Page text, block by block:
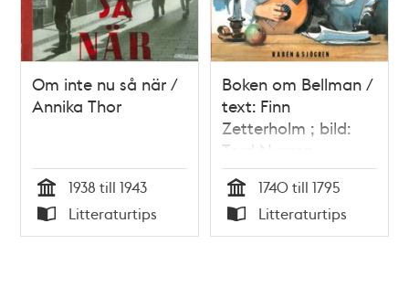
Om inte nu så när /
Annika Thor
Tid
1938 till 1943
Typ
Litteraturtips
Boken om Bellman /
text: Finn
Zetterholm ; bild:
Tord Nygren
Tid
1740 till 1795
Typ
Litteraturtips